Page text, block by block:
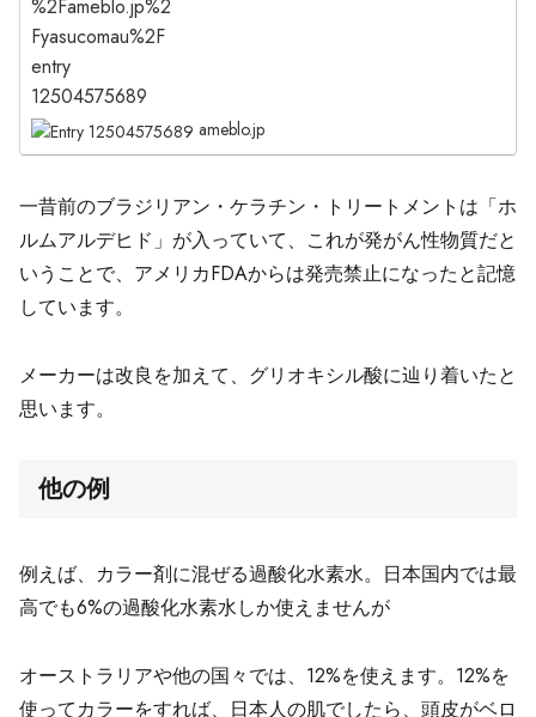
ameblo.jp
一昔前のブラジリアン・ケラチン・トリートメントは「ホ
ルムアルデヒド」が入っていて、これが発がん性物質だと
いうことで、アメリカFDAからは発売禁止になったと記憶
しています。
メーカーは改良を加えて、グリオキシル酸に辿り着いたと
思います。
他の例
例えば、カラー剤に混ぜる過酸化水素水。日本国内では最
高でも6%の過酸化水素水しか使えませんが
オーストラリアや他の国々では、12%を使えます。12%を
使ってカラーをすれば、日本人の肌でしたら、頭皮がベロ